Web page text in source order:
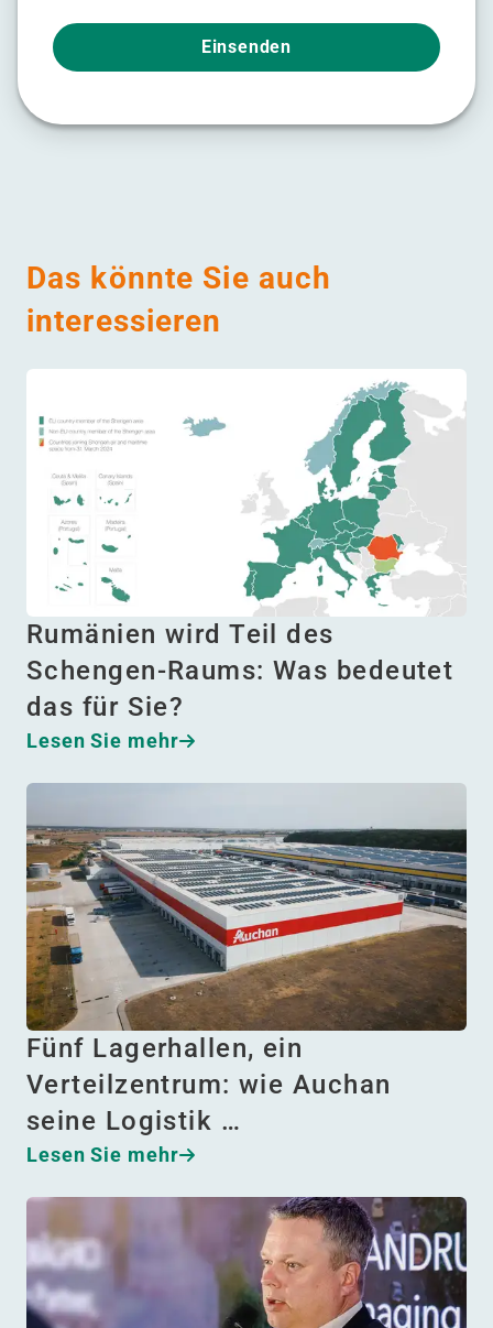
Das könnte Sie auch
interessieren
Rumänien wird Teil des
Schengen-Raums: Was bedeutet
das für Sie?
Lesen Sie mehr
Fünf Lagerhallen, ein
Verteilzentrum: wie Auchan
seine Logistik …
Lesen Sie mehr